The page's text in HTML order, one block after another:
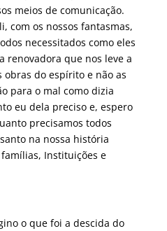
meios de comunicação.
com os nossos fantasmas,
necessitados como eles
renovadora que nos leve a
obras do espírito e não as
para o mal como dizia
eu dela preciso e, espero
precisamos todos
na nossa história
Instituições e
o que foi a descida do